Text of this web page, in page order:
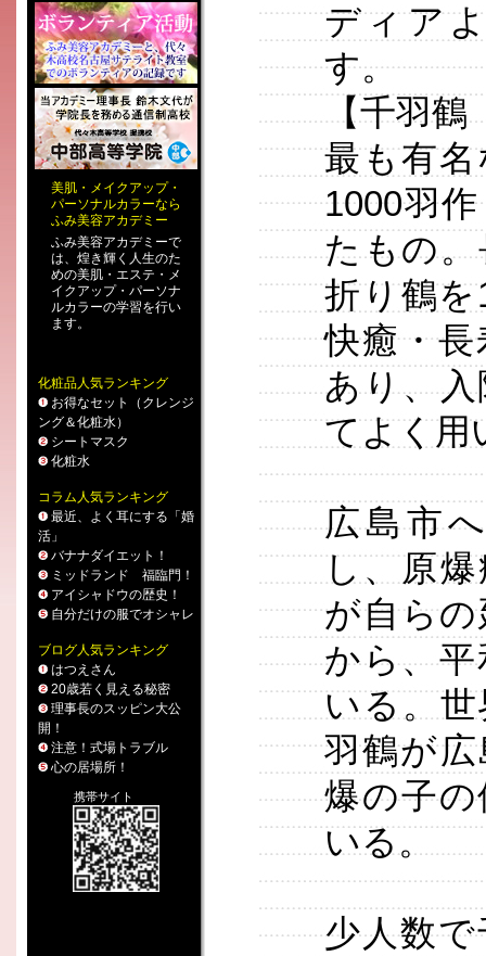
美肌 ・ メイクアップ・
パーソナルカラーなら
ふみ美容アカデミー
ふみ美容アカデミーで
は、煌き輝く人生のた
めの美肌・エステ ・ メ
イクアップ・ パーソナ
ルカラーの学習を行い
ます。
化粧品人気ランキング
お得なセット（クレンジ
ング＆化粧水）
シートマスク
化粧水
コラム人気ランキング
最近、よく耳にする「婚
活」
バナナダイエット！
ミッドランド 福臨門！
アイシャドウの歴史！
自分だけの服でオシャレ
ブログ人気ランキング
はつえさん
20歳若く見える秘密
理事長のスッピン大公
開！
注意！式場トラブル
心の居場所！
携帯サイト
ディア
す。
【千羽鶴
最も有
1000羽
たもの
折り鶴
快癒・
あり、
てよく用
広島市
し、原
が自ら
から、
いる。
羽鶴が
爆の子
いる。
少人数